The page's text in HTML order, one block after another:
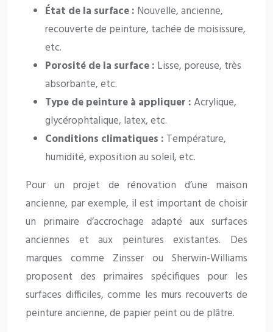
État de la surface : Nouvelle, ancienne,
recouverte de peinture, tachée de moisissure,
etc.
Porosité de la surface : Lisse, poreuse, très
absorbante, etc.
Type de peinture à appliquer :Acrylique,
glycérophtalique, latex, etc.
Conditions climatiques : Température,
humidité, exposition au soleil, etc.
Pour un projet de rénovation d’une maison
ancienne, par exemple, il est important de choisir
un primaire d’accrochage adapté aux surfaces
anciennes et aux peintures existantes. Des
marques comme Zinsser ou Sherwin-Williams
proposent des primaires spécifiques pour les
surfaces difficiles, comme les murs recouverts de
peinture ancienne, de papier peint ou de plâtre.